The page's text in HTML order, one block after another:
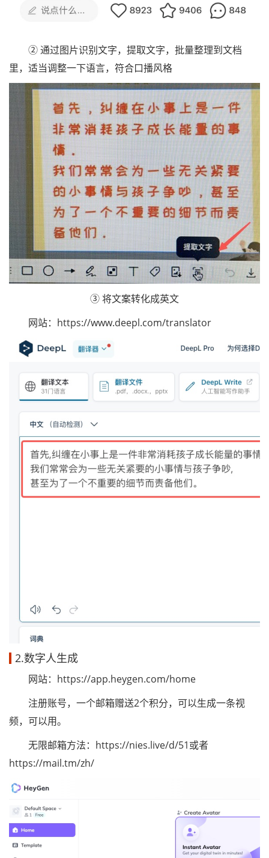
② 通过图片识别文字，提取文字，批量整理到文档
里，适当调整一下语言，符合口播风格
③ 将文案转化成英文
网站：https://www.deepl.com/translator
2.数字人生成
网站：https://app.heygen.com/home
注册账号，一个邮箱赠送2个积分，可以生成一条视
频，可以用。
无限邮箱方法：https://nies.live/d/51或者
https://mail.tm/zh/